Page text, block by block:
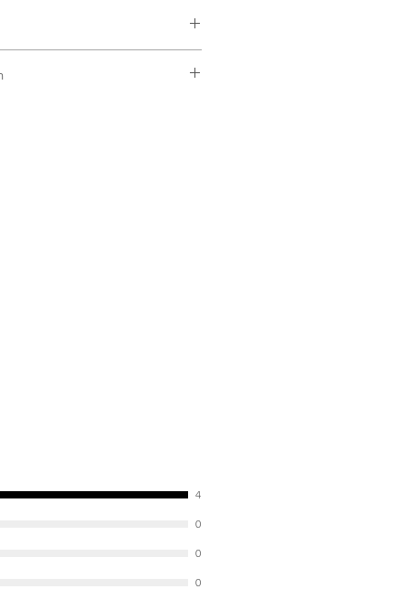
d’ingrédients actifs.
4
0
0
0